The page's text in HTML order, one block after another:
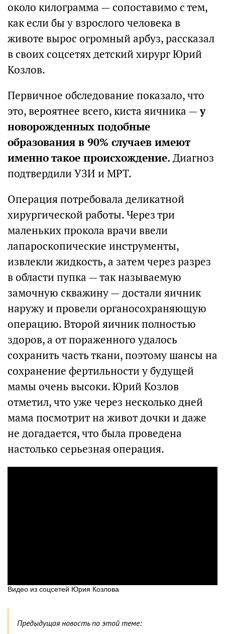
около килограмма — сопоставимо с тем,
как если бы у взрослого человека в
животе вырос огромный арбуз, рассказал
в своих соцсетях детский хирург Юрий
Козлов.
Первичное обследование показало, что
это, вероятнее всего, киста яичника —у
новорожденных подобные
образования в 90% случаев имеют
именно такое происхождение. Диагноз
подтвердили УЗИ и МРТ.
Операция потребовала деликатной
хирургической работы. Через три
маленьких прокола врачи ввели
лапароскопические инструменты,
извлекли жидкость, а затем через разрез
в области пупка — так называемую
замочную скважину — достали яичник
наружу и провели органосохраняющую
операцию. Второй яичник полностью
здоров, а от пораженного удалось
сохранить часть ткани, поэтому шансы на
сохранение фертильности у будущей
мамы очень высоки. Юрий Козлов
отметил, что уже через несколько дней
мама посмотрит на живот дочки и даже
не догадается, что была проведена
настолько серьезная операция.
Видео из соцсетей Юрия Козлова
Предыдущая новость по этой теме: